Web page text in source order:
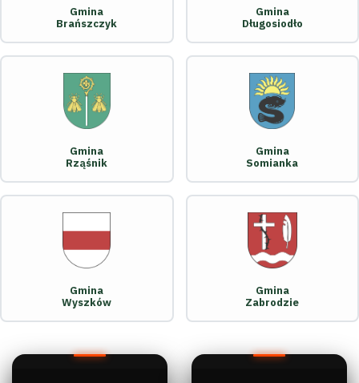
Gmina
Brańszczyk
Gmina
Długosiodło
Gmina
Rząśnik
Gmina
Somianka
Gmina
Wyszków
Gmina
Zabrodzie